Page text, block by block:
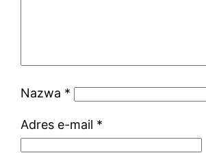
Nazwa *
Adres e-mail *